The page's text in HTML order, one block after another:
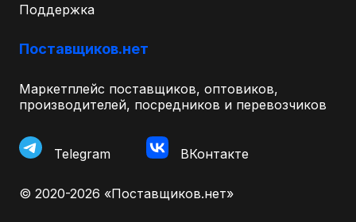
Поддержка
Поставщиков.нет
Маркетплейс поставщиков, оптовиков,
производителей, посредников и перевозчиков
Telegram ВКонтакте
© 2020-2026 «Поставщиков.нет»